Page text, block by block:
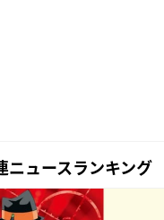
ニュースランキング